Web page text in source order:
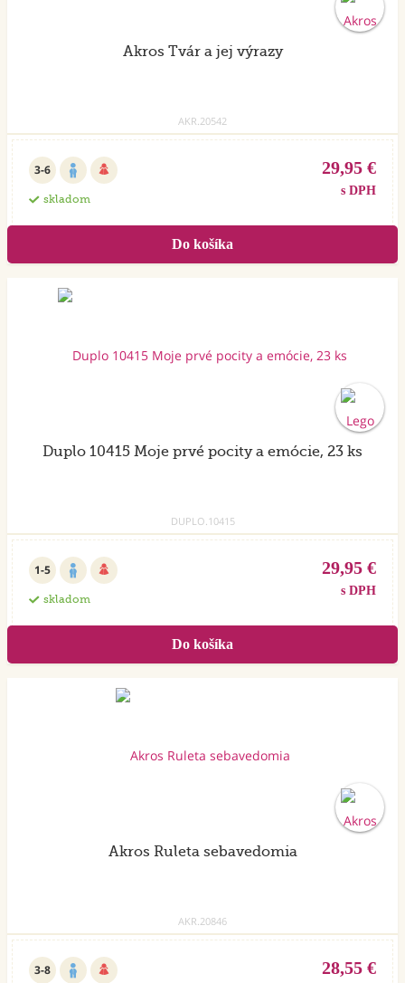
Akros Tvár a jej výrazy
AKR.20542
3-6
skladom
29,95 €
s DPH
Duplo 10415 Moje prvé pocity a emócie, 23 ks
DUPLO.10415
1-5
skladom
29,95 €
s DPH
Akros Ruleta sebavedomia
AKR.20846
3-8 28,55 €